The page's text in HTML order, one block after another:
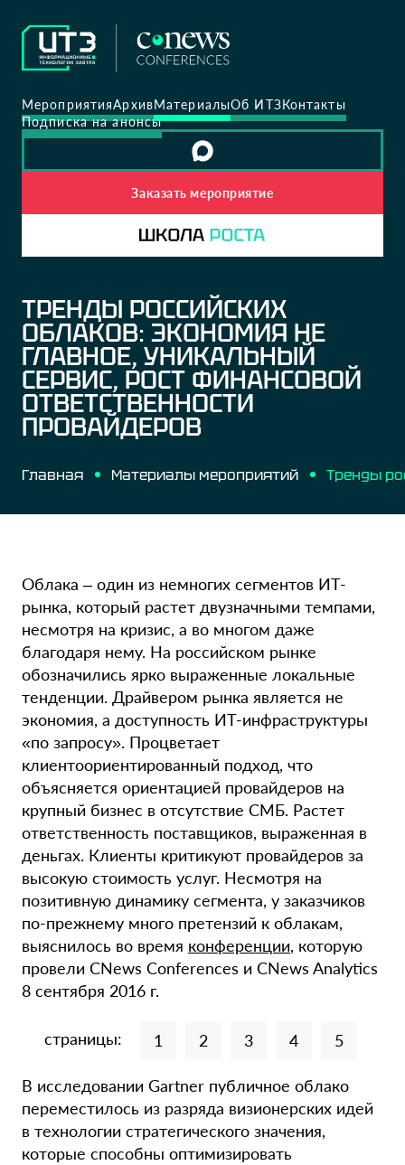
МероприятияАрхивМатериалыОб ИТЗКонтакты
Подписка на анонсы
Заказать мероприятие
ТРЕНДЫ РОССИЙСКИХ
ОБЛАКОВ: ЭКОНОМИЯ НЕ
ГЛАВНОЕ, УНИКАЛЬНЫЙ
СЕРВИС, РОСТ ФИНАНСОВОЙ
ОТВЕТСТВЕННОСТИ
ПРОВАЙДЕРОВ
Главная Материалы мероприятий
Облака – один из немногих сегментов ИТ-
рынка, который растет двузначными темпами,
несмотря на кризис, а во многом даже
благодаря нему. На российском рынке
обозначились ярко выраженные локальные
тенденции. Драйвером рынка является не
экономия, а доступность ИТ-инфраструктуры
«по запросу». Процветает
клиентоориентированный подход, что
объясняется ориентацией провайдеров на
крупный бизнес в отсутствие СМБ. Растет
ответственность поставщиков, выраженная в
деньгах. Клиенты критикуют провайдеров за
высокую стоимость услуг. Несмотря на
позитивную динамику сегмента, у заказчиков
по-прежнему много претензий к облакам,
выяснилось во время конференции, которую
провели CNews Conferences и CNews Analytics
8 сентября 2016 г.
страницы: 1 2 3 4 5
В исследовании Gartner публичное облако
переместилось из разряда визионерских идей
в технологии стратегического значения,
которые способны оптимизировать